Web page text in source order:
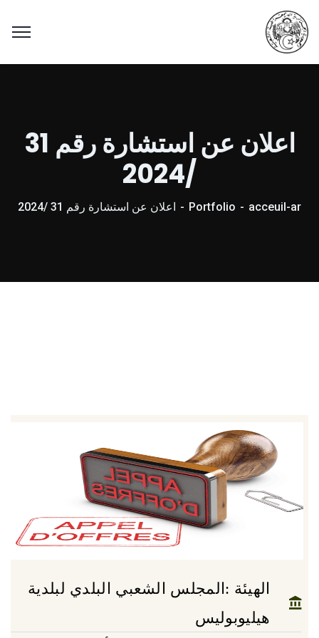
اعلان عن استشارة رقم 31
/2024
acceuil-ar
Portfolio اعلان عن استشارة رقم 31 /2024
الهيئة :المجلس الشعبي البلدي لبلدية
هيليوبوليس